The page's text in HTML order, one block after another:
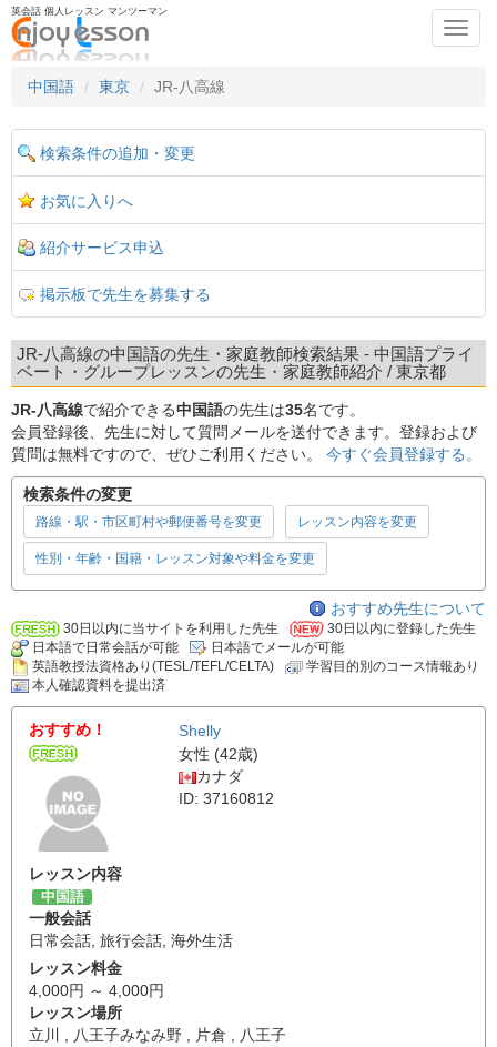
英会話 個人レッスン マンツーマン
中国語
東京 JR-八高線
検索条件の追加・変更
お気に入りへ
紹介サービス申込
掲示板で先生を募集する
JR-八高線の中国語の先生・家庭教師検索結果 - 中国語プライ
ベート・グループレッスンの先生・家庭教師紹介 / 東京都
JR-八高線で紹介できる中国語の先生は35名です。
会員登録後、先生に対して質問メールを送付できます。登録および
質問は無料ですので、ぜひご利用ください。 今すぐ会員登録する。
検索条件の変更
路線・駅・市区町村や郵便番号を変更 レッスン内容を変更
性別・年齢・国籍・レッスン対象や料金を変更
おすすめ先生について
30日以内に当サイトを利用した先生
30日以内に登録した先生
日本語で日常会話が可能
日本語でメールが可能
英語教授法資格あり(TESL/TEFL/CELTA)
学習目的別のコース情報あり
本人確認資料を提出済
おすすめ！
Shelly
女性 (42歳)
カナダ
ID: 37160812
レッスン内容
中国語
一般会話
日常会話, 旅行会話, 海外生活
レッスン料金
4,000円 ～ 4,000円
レッスン場所
立川 , 八王子みなみ野 , 片倉 , 八王子